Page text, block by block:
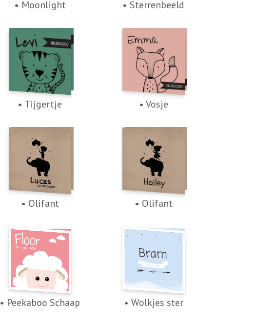
• Moonlight • Sterrenbeeld
• Tijgertje • Vosje
• Olifant • Olifant
• Peekaboo Schaap • Wolkjes ster